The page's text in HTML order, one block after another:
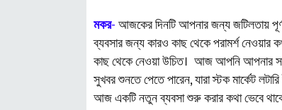
মকর-আজকের দিনটি আপনার জন্য জটিলতায়
ব্যবসার জন্য কারও কাছ থেকে পরামর্শ নেওয়ার
কাছ থেকে নেওয়া উচিত। আজ আপনি আপনার
সুখবর শুনতে পেতে পারেন, যারা স্টক মার্কেট
আজ একটি নতুন ব্যবসা শুরু করার কথা ভেবে